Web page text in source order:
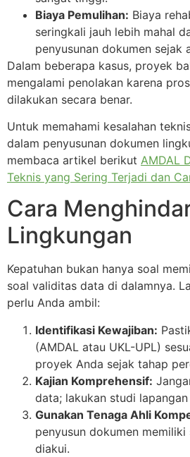
Biaya Pemulihan: Biaya
seringkali jauh lebih mahal
penyusunan dokumen sejak
Dalam beberapa kasus, proyek
mengalami penolakan karena
dilakukan secara benar.
Untuk memahami kesalahan
dalam penyusunan dokumen
membaca artikel berikut AMDAL
Teknis yang Sering Terjadi dan
Cara
Lingkungan
Kepatuhan bukan hanya soal
soal validitas data di dalamnya.
perlu Anda ambil:
Identifikasi Kewajiban:
(AMDAL atau UKL-UPL)
proyek Anda sejak tahap
Kajian Komprehensif:
data; lakukan studi
Gunakan Tenaga Ahli
penyusun dokumen
diakui.